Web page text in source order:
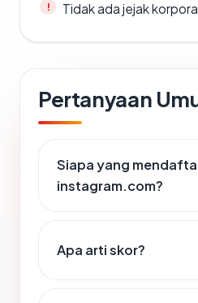
Tidak ada jejak
Pertanyaan
Siapa yang
instagram.com?
Apa arti skor?